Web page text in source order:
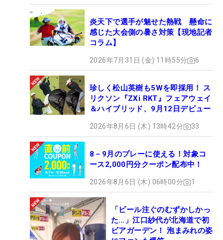
炎天下で選手が魅せた熱戦 懸命に
感じた大会側の暑さ対策【現地記者
コラム】
2026年7月31日 (金) 11時55分 6
珍しく松山英樹も5Wを即採用！ ス
リクソン『ZXi RKT』フェアウェイ
＆ハイブリッド、9月12日デビュー
2026年8月6日 (木) 13時42分 33
8－9月のプレーに使える！対象コ
ース2,000円分クーポン配布中！
2026年8月6日 (木) 06時00分 1
「ビール注ぐのむずかしかっ
た…」江口紗代が北海道で初
ビアガーデン！ 泡まみれの姿